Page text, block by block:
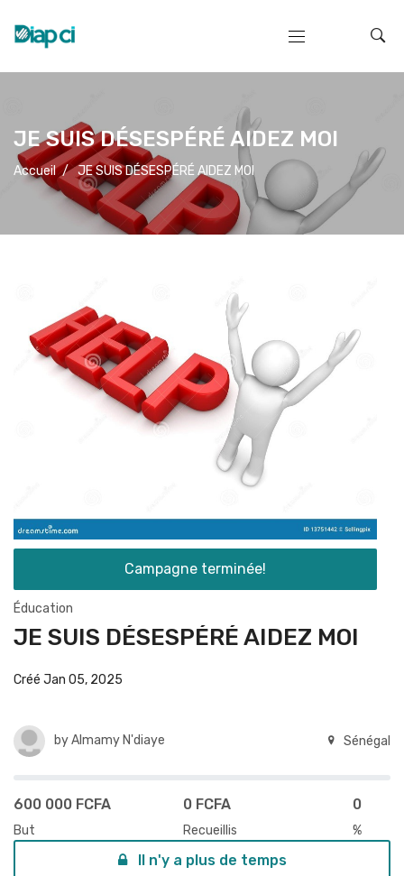
JE SUIS DÉSESPÉRÉ AIDEZ MOI
Accueil / JE SUIS DÉSESPÉRÉ AIDEZ MOI
Campagne terminée!
Éducation
JE SUIS DÉSESPÉRÉ AIDEZ MOI
Créé Jan 05, 2025
byAlmamy N'diaye Sénégal
600 000 FCFA
But
0 FCFA
Recueillis
0
%
Il n'y a plus de temps